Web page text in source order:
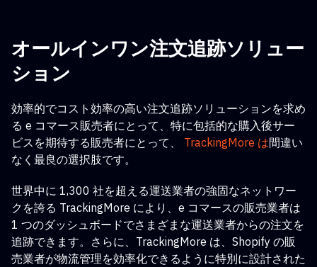
オールインワン注文追跡ソリュー
ション
効率的でコスト効率の高い注文追跡ソリューションを求め
る e コマース販売者にとって 、特に包括的な購入後サー
ビスを期待する販売者にとって、
TrackingMore は間違い
なく最良の選択肢です。
世界中に 1,300 社を超える運送業者の強固なネットワー
クを誇る TrackingMore により、e コマースの販売業者は
1 つのダッシュボードでさまざまな運送業者からの注文を
追跡できます。さらに、TrackingMore は、Shopify の販
売業者が物流管理を効率化できるように特別に設計された